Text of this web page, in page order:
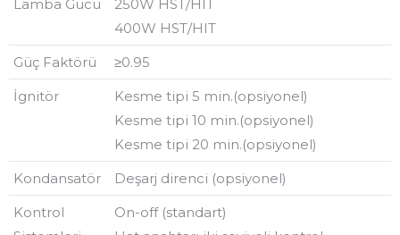
Lamba Gücü
250W HST/HIT
400W HST/HIT
Güç Faktörü
≥0.95
İgnitör
Kesme tipi 5 min.(opsiyonel)
Kesme tipi 10 min.(opsiyonel)
Kesme tipi 20 min.(opsiyonel)
Kondansatör
Deşarj direnci (opsiyonel)
Kontrol
On-off (standart)